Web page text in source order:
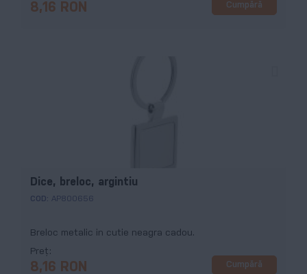
8,16 RON Cumpără
Dice, breloc, argintiu
COD: AP800656
Breloc metalic in cutie neagra cadou.
Preț
8,16 RON Cumpără